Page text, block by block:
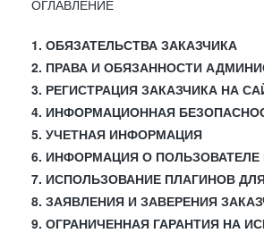
ОГЛАВЛЕНИЕ
1. ОБЯЗАТЕЛЬСТВА ЗАКАЗЧИКА
2. ПРАВА И ОБЯЗАННОСТИ
3. РЕГИСТРАЦИЯ ЗАКАЗЧИКА НА
4. ИНФОРМАЦИОННАЯ
5. УЧЕТНАЯ ИНФОРМАЦИЯ
6. ИНФОРМАЦИЯ О
7. ИСПОЛЬЗОВАНИЕ ПЛАГИНОВ
8. ЗАЯВЛЕНИЯ И ЗАВЕРЕНИЯ
9. ОГРАНИЧЕННАЯ ГАРАНТИЯ НА